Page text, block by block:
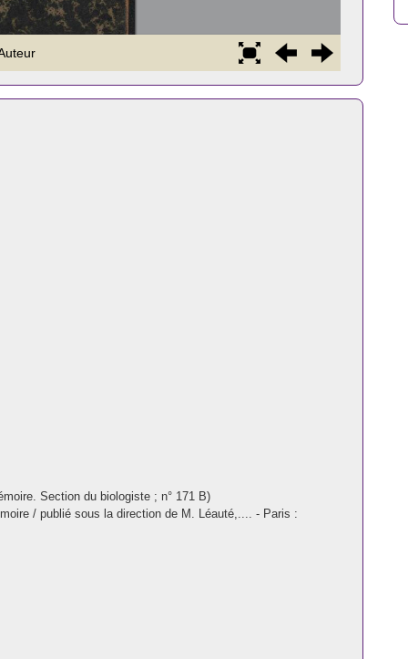
Section du biologiste ; n° 171 B)
/ publié sous la direction de M. Léauté,.... - Paris :